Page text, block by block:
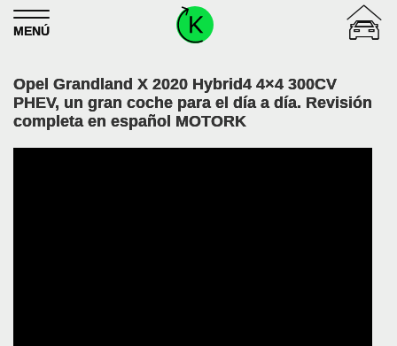
Skip to content
MENÚ
Opel Grandland X 2020 Hybrid4 4×4 300CV
PHEV, un gran coche para el día a día. Revisión
completa en español MOTORK